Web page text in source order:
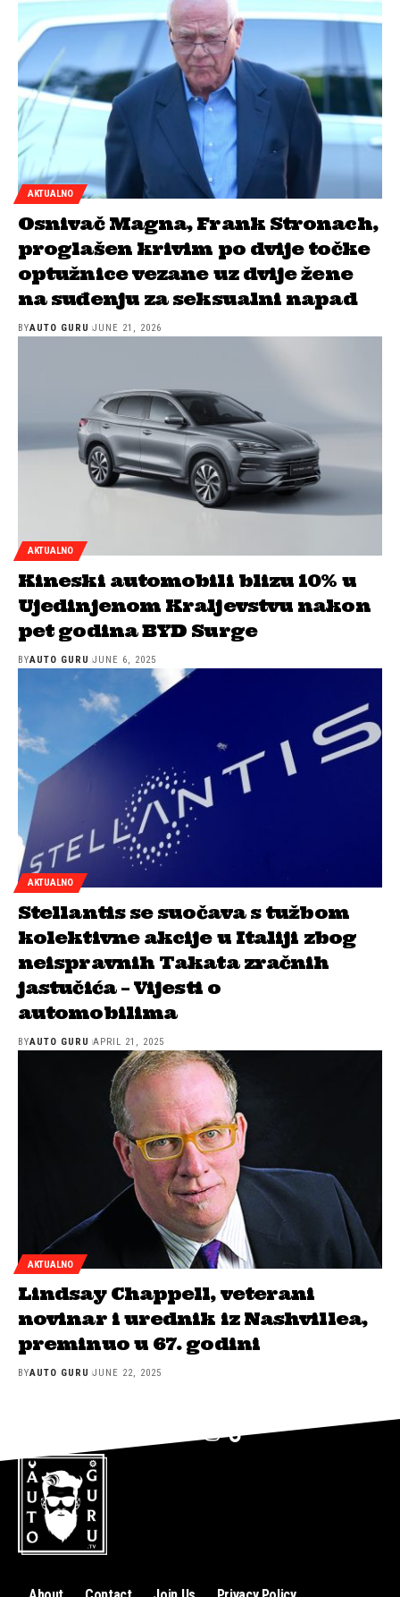
AKTUALNO
Osnivač Magna, Frank Stronach,
proglašen krivim po dvije točke
optužnice vezane uz dvije žene
na suđenju za seksualni napad
BYAUTO GURU JUNE 21, 2026
AKTUALNO
Kineski automobili blizu 10% u
Ujedinjenom Kraljevstvu nakon
pet godina BYD Surge
BYAUTO GURU JUNE 6, 2025
AKTUALNO
Stellantis se suočava s tužbom
kolektivne akcije u Italiji zbog
neispravnih Takata zračnih
jastučića – Vijesti o
automobilima
BYAUTO GURU APRIL 21, 2025
AKTUALNO
Lindsay Chappell, veterani
novinar i urednik iz Nashvillea,
preminuo u 67. godini
BYAUTO GURU JUNE 22, 2025